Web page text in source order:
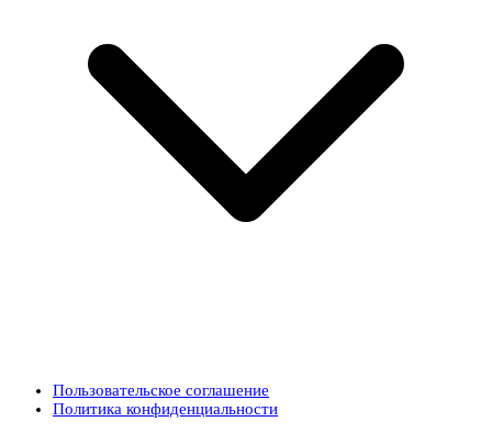
Пользовательское соглашение
Политика конфиденциальности